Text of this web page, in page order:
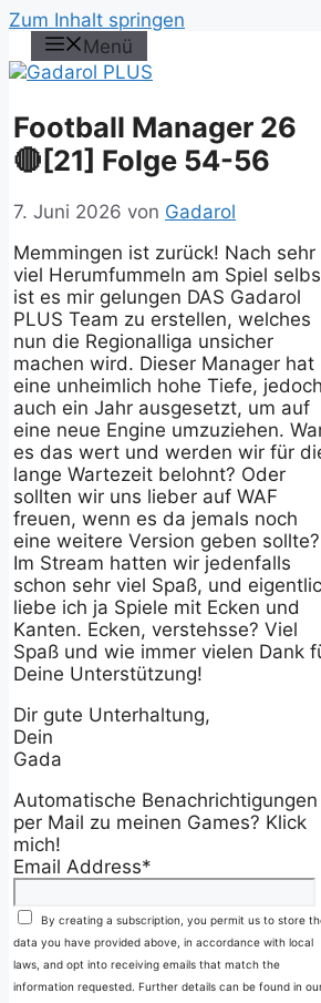
Zum Inhalt springen
Menü
Football Manager 26
🔴[21] Folge 54-56
7. Juni 2026 von Gadarol
Memmingen ist zurück! Nach sehr
viel Herumfummeln am Spiel
ist es mir gelungen DAS Gadarol
PLUS Team zu erstellen, welches
nun die Regionalliga unsicher
machen wird. Dieser Manager hat
eine unheimlich hohe Tiefe, jedoch
auch ein Jahr ausgesetzt, um auf
eine neue Engine umzuziehen.
es das wert und werden wir für
lange Wartezeit belohnt? Oder
sollten wir uns lieber auf WAF
freuen, wenn es da jemals noch
eine weitere Version geben sollte?
Im Stream hatten wir jedenfalls
schon sehr viel Spaß, und
liebe ich ja Spiele mit Ecken und
Kanten. Ecken, verstehsse? Viel
Spaß und wie immer vielen Dank
Deine Unterstützung!
Dir gute Unterhaltung,
Dein
Gada
Automatische Benachrichtigungen
per Mail zu meinen Games? Klick
mich!
Email Address*
By creating a subscription, you permit us to store
data you have provided above, in accordance with local
laws, and opt into receiving emails that match the
information requested. Further details can be found in